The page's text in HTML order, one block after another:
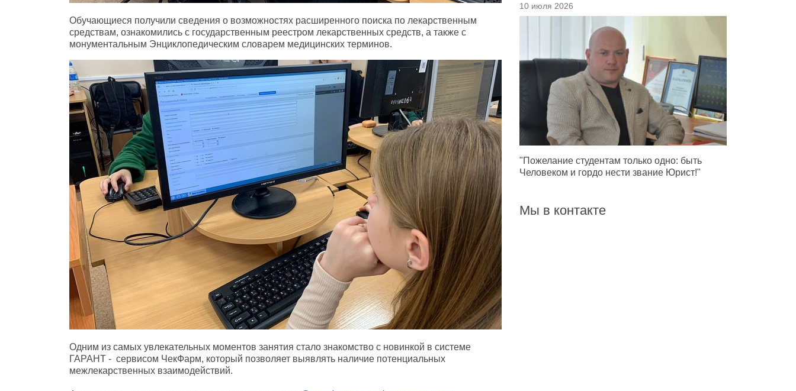
Обучающиеся получили сведения о возможностях расширенного поиска по лекарственным
средствам, ознакомились с государственным реестром лекарственных средств, а также с
монументальным Энциклопедическим словарем медицинских терминов.
Одним из самых увлекательных моментов занятия стало знакомство с новинкой в системе
ГАРАНТ - сервисом ЧекФарм, который позволяет выявлять наличие потенциальных
межлекарственных взаимодействий.
10 июля 2026
"Пожелание студентам только одно: быть
Человеком и гордо нести звание Юрист!"
Мы в контакте